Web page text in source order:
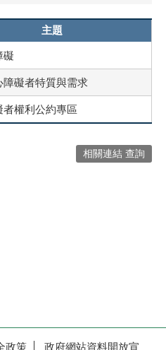
主題
礙
障礙者特質與需求
者權利公約專區
相關連結 查詢
政策 政府網站資料開放宣